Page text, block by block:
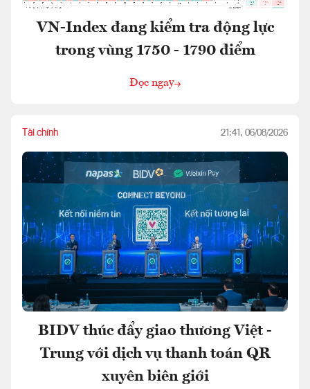
VN-Index đang kiểm tra động lực
trong vùng 1750 - 1790 điểm
Đọc ngay
Tài chính 21:41, 06/08/2026
BIDV thúc đẩy giao thương Việt -
Trung với dịch vụ thanh toán QR
xuyên biên giới